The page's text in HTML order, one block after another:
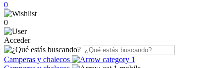
0
0
Acceder
Camperas y chalecos